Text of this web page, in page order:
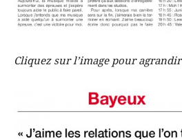
Cliquez sur l’image pour agrandir